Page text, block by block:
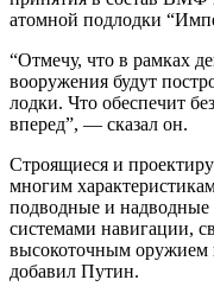
атомной подлодки
“Отмечу, что в рамках
вооружения будут
лодки. Что обеспечит
вперед”, — сказал он.
Строящиеся и
многим
подводные и
системами навигации,
высокоточным оружием
добавил Путин.